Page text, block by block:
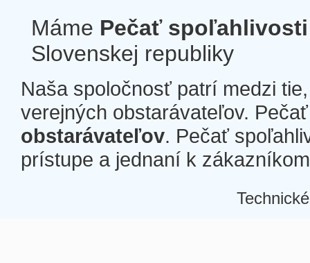
Máme Pečať spoľahlivosti
Slovenskej republiky
Naša spoločnosť patrí medzi
verejných obstarávateľov.
obstarávateľov. Pečať
prístupe a jednaní k